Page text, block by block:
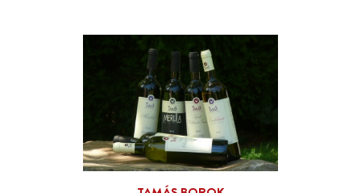
OLASZRIZLING - BAKOS
PINCÉSZET, CSOBÁNC